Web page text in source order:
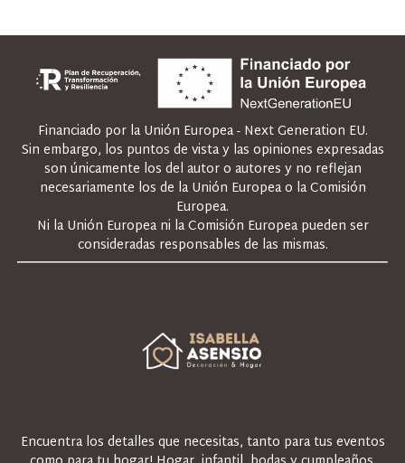
Financiado por la Unión Europea - Next Generation EU.
Sin embargo, los puntos de vista y las opiniones expresadas
son únicamente los del autor o autores y no reflejan
necesariamente los de la Unión Europea o la Comisión
Europea.
Ni la Unión Europea ni la Comisión Europea pueden ser
consideradas responsables de las mismas.
Encuentra los detalles que necesitas, tanto para tus eventos